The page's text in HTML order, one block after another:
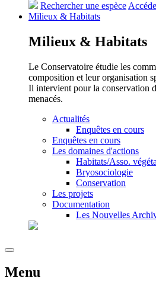
Rechercher une espèce
Milieux & Habitats
Milieux & Habitats
Le Conservatoire étudie les
composition et leur organisation
Il intervient pour la conservation
menacés.
Actualités
Enquêtes en cours
Enquêtes en cours
Les domaines d'actions
Habitats/Asso.
Bryosociologie
Conservation
Les projets
Documentation
Les Nouvelles
Menu